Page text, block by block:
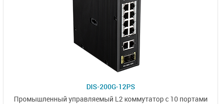
DIS-200G-12PS
Промышленный управляемый L2 коммутатор с 10 портами